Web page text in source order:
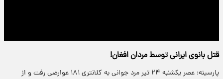
قتل بانوی ایرانی توسط مردان افغان!
پارسینه: عصر یکشنبه ۲۴ تیر مرد جوانی به کلانتری ۱۸۱ عوارضی رفت و از